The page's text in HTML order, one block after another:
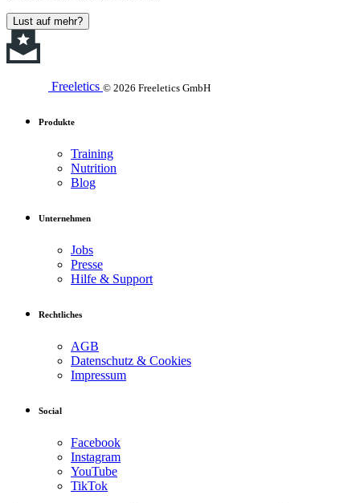
Lust auf mehr?
Freeletics © 2026 Freeletics GmbH
Produkte
Training
Nutrition
Blog
Unternehmen
Jobs
Presse
Hilfe & Support
Rechtliches
AGB
Datenschutz & Cookies
Impressum
Social
Facebook
Instagram
YouTube
TikTok